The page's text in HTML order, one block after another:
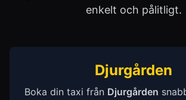
enkelt och pålitligt.
Djurgården
Boka din taxi från Djurgården